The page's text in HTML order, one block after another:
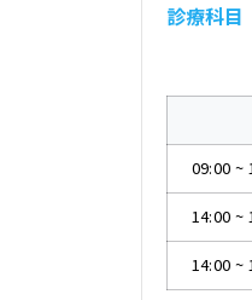
診療科目
09:00 ~
14:00 ~
14:00 ~